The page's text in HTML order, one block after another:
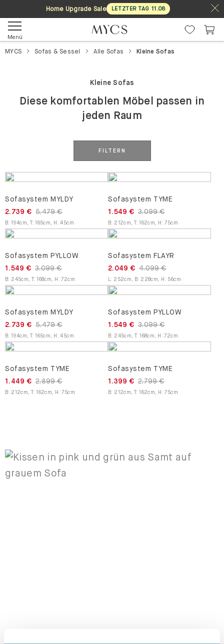
Home Upgrade Sale LETZTER TAG 11 .08
Menü
MYCS Sofas & Sessel Alle Sofas Kleine Sofas
Kleine Sofas
Diese komfortablen Möbel passen in
jeden Raum
FILTERN
Sofasystem MYLDY
5.479 €
2.739 €
B:194cm ,T:165cm H :45cm
Sofasystem TYME
3.099 €
1.549 €
B: 212cm ,T:162cm H :75cm
Sofasystem PYLLOW
3.099 €
1.549 €
B: 245cm ,T:168cm H :72cm
Sofasystem FLAYR
4.099 €
2.049 €
: 252cm B: 228cm H : 56cm
Sofasystem MYLDY
5.479 €
2.739 €
B:194cm ,T:165cm H :45cm
Sofasystem PYLLOW
3.099 €
1.549 €
B: 245cm ,T:168cm H :72cm
Sofasystem TYME
2.899 €
1.449 €
B: 212cm ,T:162cm H :75cm
Sofasystem TYME
2.799 €
1.399 €
B: 212cm ,T:162cm H :75cm